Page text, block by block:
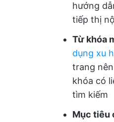
hướng
tiếp thị
Từ khóa
dụng xu
trang
khóa có
tìm kiếm
Mục tiêu